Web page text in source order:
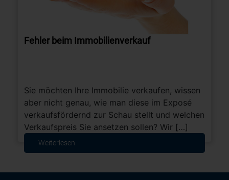
Fehler beim Immobilienverkauf
Sie möchten Ihre Immobilie verkaufen, wissen
aber nicht genau, wie man diese im Exposé
verkaufsfördernd zur Schau stellt und welchen
Verkaufspreis Sie ansetzen sollen? Wir […]
Weiterlesen